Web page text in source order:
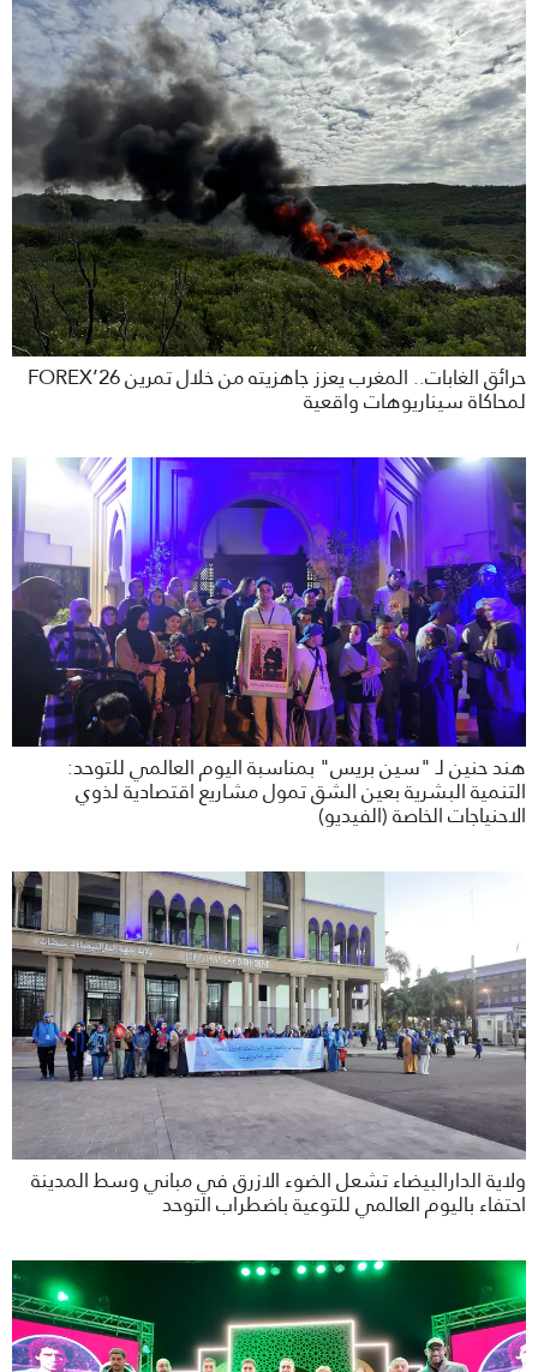
حرائق الغابات.. المغرب يعزز جاهزيته من خلال تمرين FOREX’26
لمحاكاة سيناريوهات واقعية
هند حنين لـ "سين بريس" بمناسبة اليوم العالمي للتوحد:
التنمية البشرية بعين الشق تمول مشاريع اقتصادية لذوي
الاحنياجات الخاصة (الفيديو)
ولاية الدارالبيضاء تشعل الضوء الازرق في مباني وسط المدينة
احتفاء باليوم العالمي للتوعية باضطراب التوحد